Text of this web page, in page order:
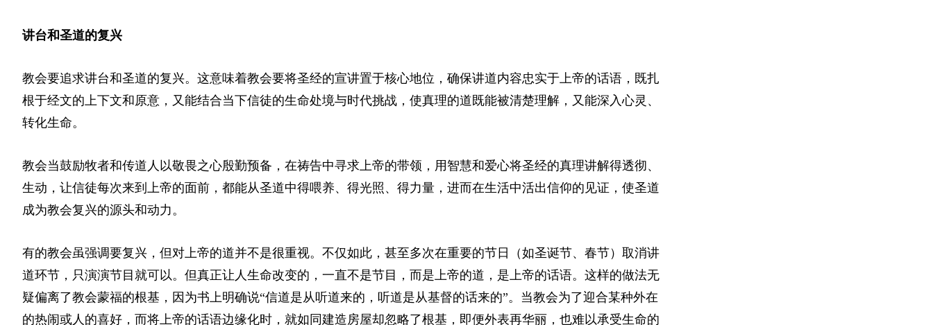
讲台和圣道的复兴
教会要追求讲台和圣道的复兴。这意味着教会要将圣经的宣讲置于核心地位，确保讲道内容忠实于上帝的话语，既扎
根于经文的上下文和原意，又能结合当下信徒的生命处境与时代挑战，使真理的道既能被清楚理解，又能深入心灵、
转化生命。
教会当鼓励牧者和传道人以敬畏之心殷勤预备，在祷告中寻求上帝的带领，用智慧和爱心将圣经的真理讲解得透彻、
生动，让信徒每次来到上帝的面前，都能从圣道中得喂养、得光照、得力量，进而在生活中活出信仰的见证，使圣道
成为教会复兴的源头和动力。
有的教会虽强调要复兴，但对上帝的道并不是很重视。不仅如此，甚至多次在重要的节日（如圣诞节、春节）取消讲
道环节，只演演节目就可以。但真正让人生命改变的，一直不是节目，而是上帝的道，是上帝的话语。这样的做法无
疑偏离了教会蒙福的根基，因为书上明确说“信道是从听道来的，听道是从基督的话来的”。当教会为了迎合某种外在
的热闹或人的喜好，而将上帝的话语边缘化时，就如同建造房屋却忽略了根基，即便外表再华丽，也难以承受生命的